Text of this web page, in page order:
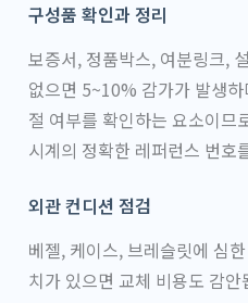
구성품 확인과 정리
보증서, 정품박스, 여분링크,
없으면 5~10% 감가가 발생
절 여부를 확인하는 요소이므
시계의 정확한 레퍼런스 번호
외관 컨디션 점검
베젤, 케이스, 브레슬릿에 심
치가 있으면 교체 비용도 감